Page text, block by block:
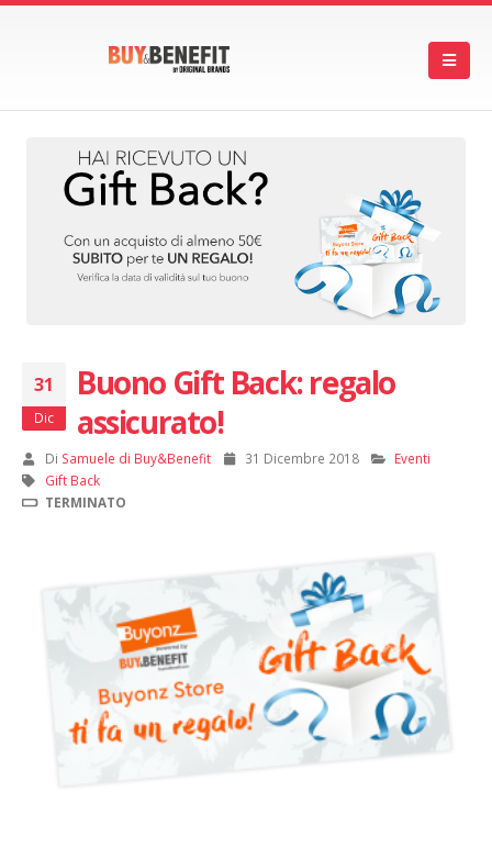
31
Dic
Buono Gift Back: regalo
assicurato!
Di Samuele di Buy&Benefit 31 Dicembre 2018
Eventi
Gift Back
TERMINATO